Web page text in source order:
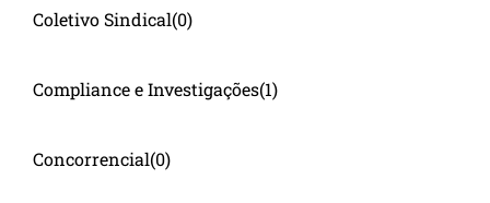
Coletivo Sindical(0)
Compliance e Investigações(1)
Concorrencial(0)